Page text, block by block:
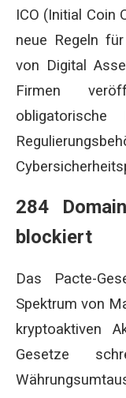
ICO (Initial Coin
neue Regeln
von Digital
Firmen
284
blockiert
Das Pacte-
Spektrum von
kryptoaktiven
Gesetze